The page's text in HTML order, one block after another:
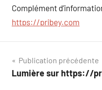
Complément
https://pribey.com
Navigation
de
Publication précédente
Lumière sur https://